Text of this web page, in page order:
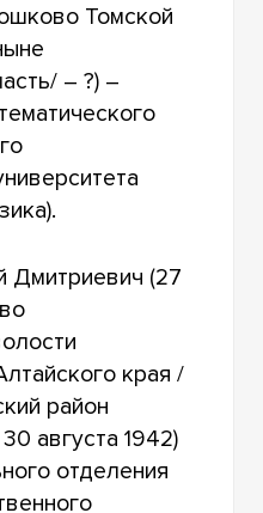
Томской
– ?) –
(27
края /
район
августа 1942)
отделения